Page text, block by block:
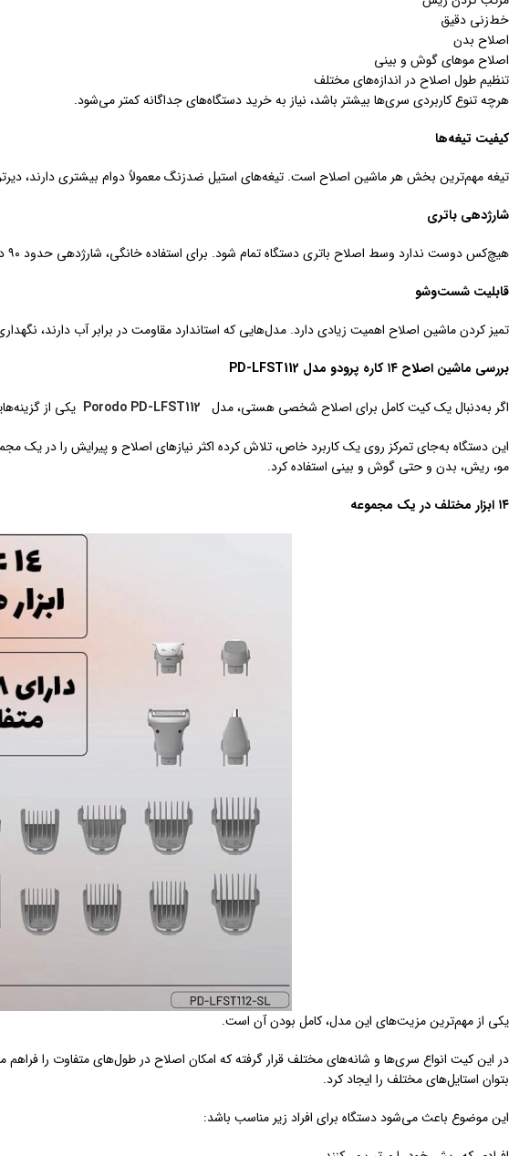
خط‌زنی دقیق
اصلاح بدن
اصلاح موهای گوش و بینی
تنظیم طول اصلاح در اندازه‌های مختلف
هرچه تنوع کاربردی سری‌ها بیشتر باشد، نیاز به خرید دستگاه‌های جداگانه کمتر می‌شود.
کیفیت تیغه‌ها
تیغه مهم‌ترین بخش هر ماشین اصلاح است. تیغه‌های استیل ضدزنگ معمولاً دوام بیشتری دارند،
شارژدهی باتری
هیچ‌کس دوست ندارد وسط اصلاح باتری دستگاه تمام شود. برای استفاده خانگی، شارژدهی حدود ۹۰ دقیقه با هر بار شارژ یک عدد مناسب محسوب می‌شود.
قابلیت شست‌وشو
تمیز کردن ماشین اصلاح اهمیت زیادی دارد. مدل‌هایی که استاندارد مقاومت در برابر آب دارند،
بررسی ماشین اصلاح ۱۴کاره پرودو مدل PD-LFST112
اگر به‌دنبال یک کیت کامل برای اصلاح شخصی هستی، مدل Porodo PD-LFST112 یکی از
مو، ریش، بدن و حتی گوش و بینی استفاده کرد.
۱۴ ابزار مختلف در یک مجموعه
یکی از مهم‌ترین مزیت‌های این مدل، کامل بودن آن است.
بتوان استایل‌های مختلف را ایجاد کرد.
این موضوع باعث می‌شود دستگاه برای افراد زیر مناسب باشد: